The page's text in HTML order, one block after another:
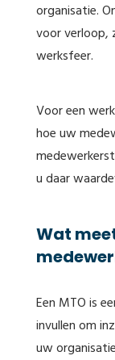
organisatie.
voor verloop,
werksfeer.
Voor een
hoe uw
u daar
Wat
Een MTO is
invullen om
uw